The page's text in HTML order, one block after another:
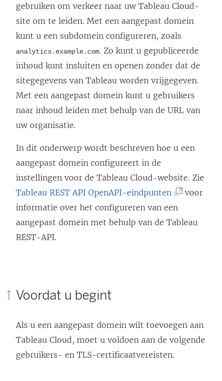
gebruiken om verkeer naar uw Tableau Cloud-
site om te leiden. Met een aangepast domein
kunt u een subdomein configureren, zoals
analytics.example.com. Zo kunt u gepubliceerde
inhoud kunt insluiten en openen zonder dat de
sitegegevens van Tableau worden vrijgegeven.
Met een aangepast domein kunt u gebruikers
naar inhoud leiden met behulp van de URL van
uw organisatie.
In dit onderwerp wordt beschreven hoe u een
aangepast domein configureert in de
instellingen voor de Tableau Cloud-website. Zie
Tableau REST API OpenAPI-eindpunten
L
i
t
i
n
voor
informatie over het configureren van een
aangepast domein met behulp van de Tableau
REST-API.
Voordat u begint
Als u een aangepast domein wilt toevoegen aan
Tableau Cloud, moet u voldoen aan de volgende
gebruikers- en TLS-certificaatvereisten.